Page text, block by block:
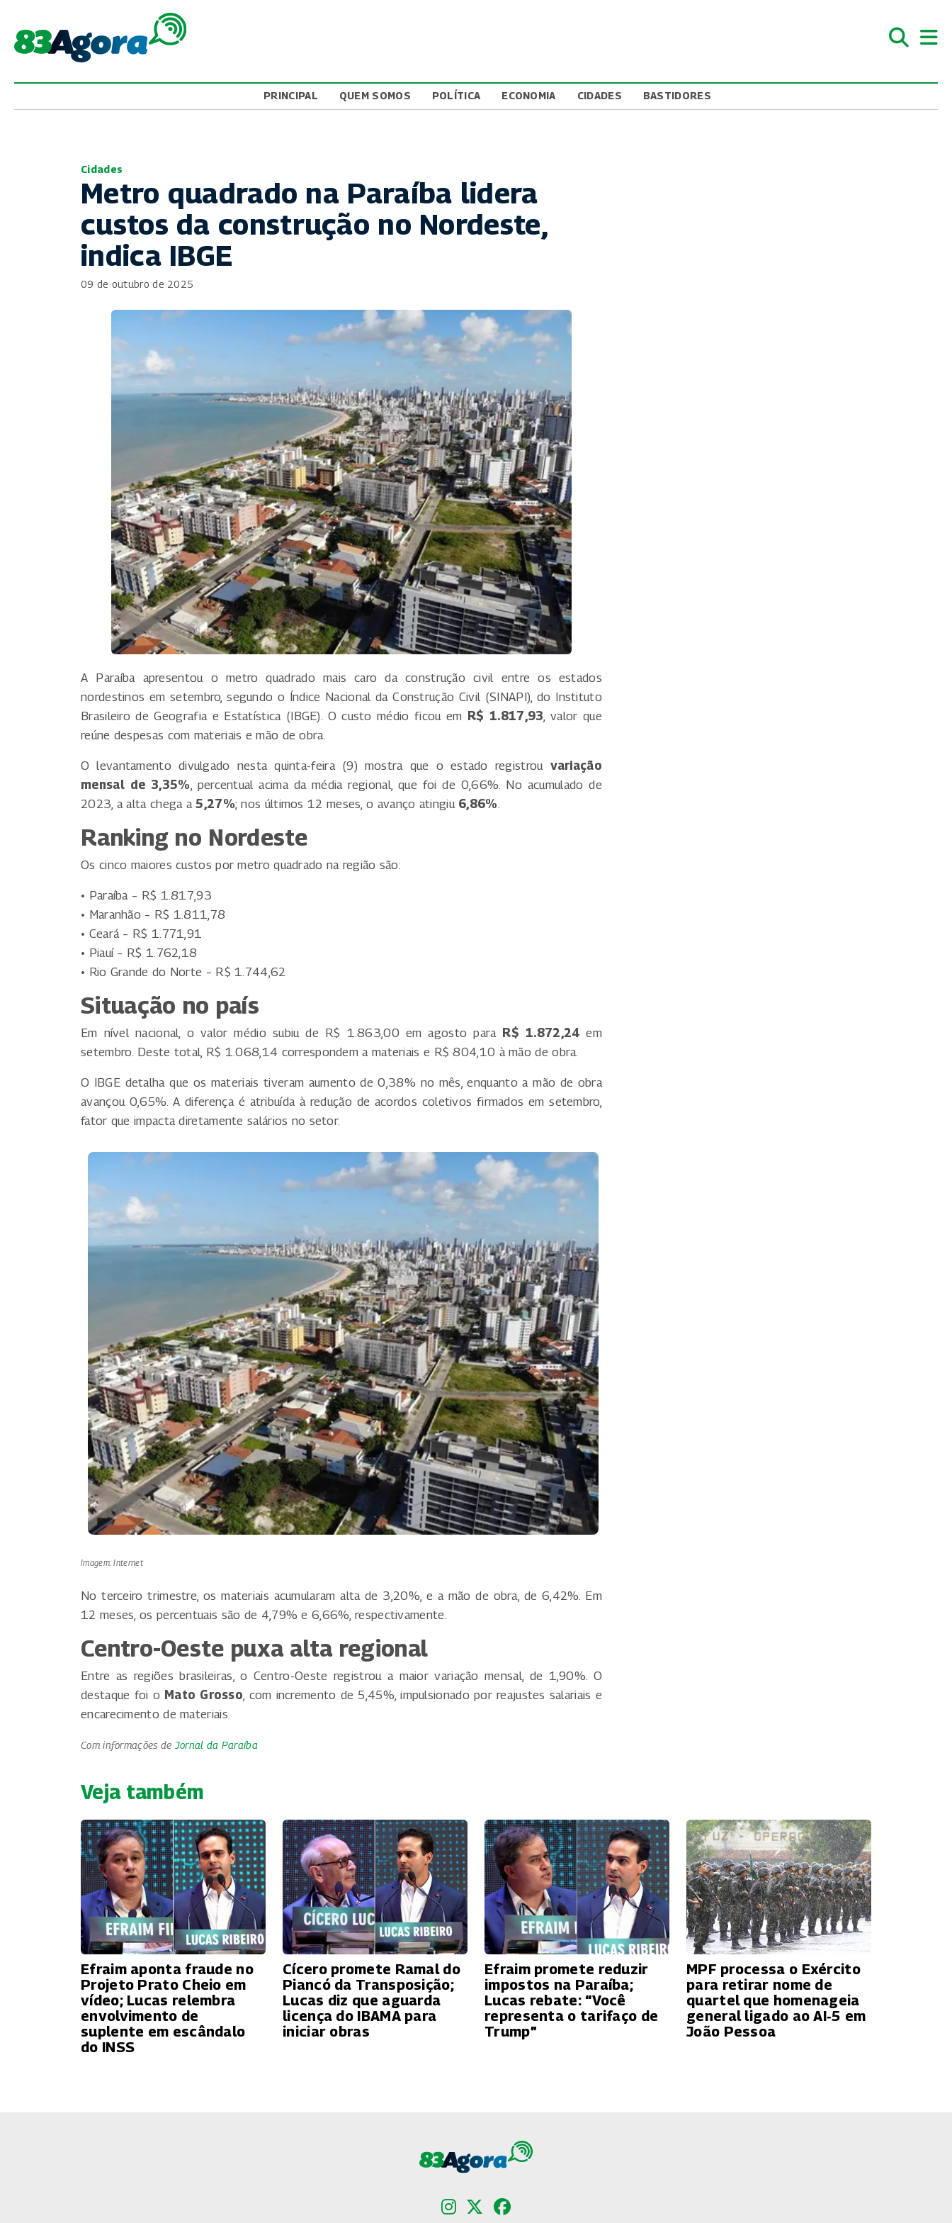
PRINCIPAL QUEM SOMOS POLÍTICA ECONOMIA CIDADES BASTIDORES
Cidades
Metro quadrado na Paraíba lidera
custos da construção no Nordeste,
indica IBGE
09 de outubro de 2025
A Paraíba apresentou o metro quadrado mais caro da construção civil entre os estados
nordestinos em setembro, segundo o Índice Nacional da Construção Civil (SINAPI), do Instituto
Brasileiro de Geografia e Estatística (IBGE). O custo médio ficou em R$ 1.817,93, valor que
reúne despesas com materiais e mão de obra.
O levantamento divulgado nesta quinta-feira (9) mostra que o estado registrou variação
mensal de 3,35%, percentual acima da média regional, que foi de 0,66%. No acumulado de
2023, a alta chega a5,27%; nos últimos 12 meses, o avanço atingiu 6,86%.
Ranking no Nordeste
Os cinco maiores custos por metro quadrado na região são:
• Paraíba – R$ 1.817,93
• Maranhão – R$ 1.811,78
• Ceará – R$ 1.771,91
• Piauí – R$ 1.762,18
• Rio Grande do Norte – R$ 1.744,62
Situação no país
Em nível nacional, o valor médio subiu de R$ 1.863,00 em agosto para R$ 1.872,24 em
setembro. Deste total, R$ 1.068,14 correspondem a materiais e R$ 804,10 à mão de obra.
O IBGE detalha que os materiais tiveram aumento de 0,38% no mês, enquanto a mão de obra
avançou 0,65%. A diferença é atribuída à redução de acordos coletivos firmados em setembro,
fator que impacta diretamente salários no setor.
Imagem: Internet
No terceiro trimestre, os materiais acumularam alta de 3,20%, e a mão de obra, de 6,42%. Em
12 meses, os percentuais são de 4,79% e 6,66%, respectivamente.
Centro-Oeste puxa alta regional
Entre as regiões brasileiras, o Centro-Oeste registrou a maior variação mensal, de 1,90%. O
destaque foi o Mato Grosso , com incremento de 5,45%, impulsionado por reajustes salariais e
encarecimento de materiais.
Com informações de Jornal da Paraíba
Veja também
Efraim aponta fraude no
Projeto Prato Cheio em
vídeo; Lucas relembra
envolvimento de
suplente em escândalo
do INSS
Cícero promete Ramal do
Piancó da Transposição;
Lucas diz que aguarda
licença do IBAMA para
iniciar obras
Efraim promete reduzir
impostos na Paraíba;
Lucas rebate: “Você
representa o tarifaço de
Trump”
MPF processa o Exército
para retirar nome de
quartel que homenageia
general ligado ao AI‑5 em
João Pessoa